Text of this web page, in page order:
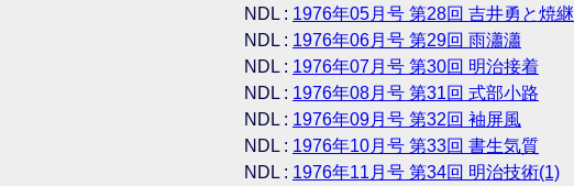
NDL : 1976年05月号 第28回 吉井勇と焼継
NDL : 1976年06月号 第29回 雨瀟瀟
NDL : 1976年07月号 第30回 明治接着
NDL : 1976年08月号 第31回 式部小路
NDL : 1976年09月号 第32回 袖屏風
NDL : 1976年10月号 第33回 書生気質
NDL : 1976年11月号 第34回 明治技術(1)